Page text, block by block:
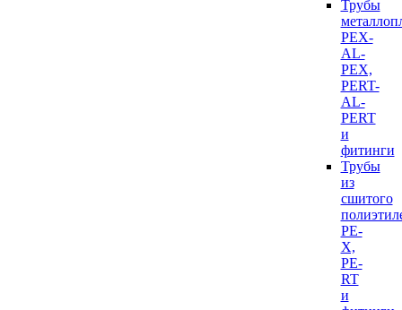
Трубы
PEX-
AL-
PEX,
PERT-
AL-
PERT
и
фитинги
Трубы
из
сшитого
PE-
X,
PE-
RT
и